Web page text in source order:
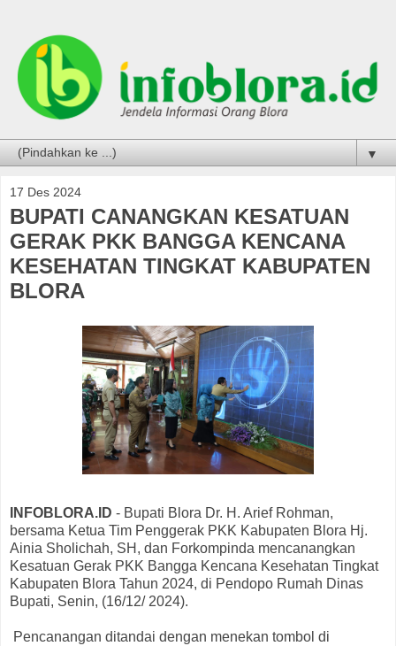
▼
17 Des 2024
BUPATI CANANGKAN KESATUAN
GERAK PKK BANGGA KENCANA
KESEHATAN TINGKAT KABUPATEN
BLORA
INFOBLORA.ID - Bupati Blora Dr. H. Arief Rohman,
bersama Ketua Tim Penggerak PKK Kabupaten Blora Hj.
Ainia Sholichah, SH, dan Forkompinda mencanangkan
Kesatuan Gerak PKK Bangga Kencana Kesehatan Tingkat
Kabupaten Blora Tahun 2024, di Pendopo Rumah Dinas
Bupati, Senin, (16/12/ 2024).
Pencanangan ditandai dengan menekan tombol di